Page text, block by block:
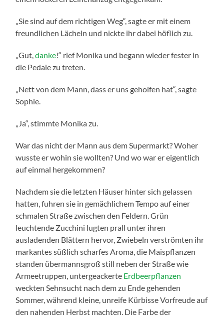
„Sie sind auf dem richtigen Weg“, sagte er mit einem
freundlichen Lächeln und nickte ihr dabei höflich zu.
„Gut,danke!“ rief Monika und begann wieder fester in
die Pedale zu treten.
„Nett von dem Mann, dass er uns geholfen hat“, sagte
Sophie.
„Ja“, stimmte Monika zu.
War das nicht der Mann aus dem Supermarkt? Woher
wusste er wohin sie wollten? Und wo war er eigentlich
auf einmal hergekommen?
Nachdem sie die letzten Häuser hinter sich gelassen
hatten, fuhren sie in gemächlichem Tempo auf einer
schmalen Straße zwischen den Feldern. Grün
leuchtende Zucchini lugten prall unter ihren
ausladenden Blättern hervor, Zwiebeln verströmten ihr
markantes süßlich scharfes Aroma, die Maispflanzen
standen übermannsgroß still neben der Straße wie
Armeetruppen, untergeackerte Erdbeerpflanzen
weckten Sehnsucht nach dem zu Ende gehenden
Sommer, während kleine, unreife Kürbisse Vorfreude auf
den nahenden Herbst machten. Die Farbe der